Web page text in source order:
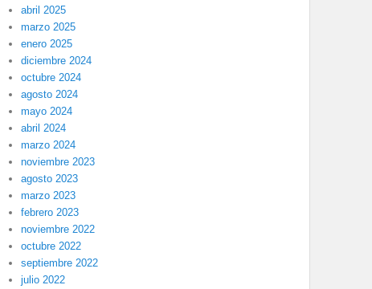
abril 2025
marzo 2025
enero 2025
diciembre 2024
octubre 2024
agosto 2024
mayo 2024
abril 2024
marzo 2024
noviembre 2023
agosto 2023
marzo 2023
febrero 2023
noviembre 2022
octubre 2022
septiembre 2022
julio 2022